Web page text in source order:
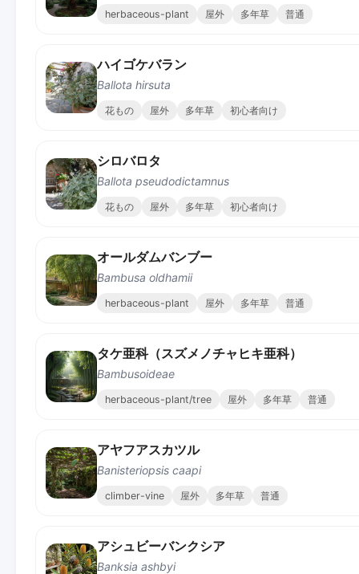
herbaceous-plant 屋外 多年草 普通
ハイゴケバラン
Ballota hirsuta
花もの 屋外 多年草 初心者向け
シロバロタ
Ballota pseudodictamnus
花もの 屋外 多年草 初心者向け
オールダムバンブー
Bambusa oldhamii
herbaceous-plant 屋外 多年草 普通
タケ亜科（スズメノチャヒキ亜科）
Bambusoideae
herbaceous-plant/tree 屋外 多年草 普通
アヤフアスカツル
Banisteriopsis caapi
climber-vine 屋外 多年草 普通
アシュビーバンクシア
Banksia ashbyi